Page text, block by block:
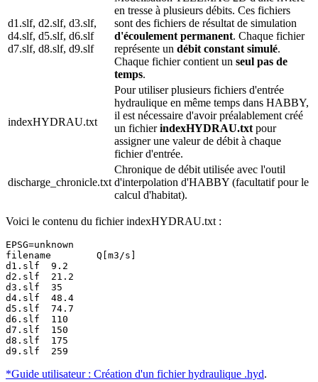
d1.slf, d2.slf, d3.slf,
d4.slf, d5.slf, d6.slf
d7.slf, d8.slf, d9.slf
en tresse à plusieurs débits. Ces fichiers
sont des fichiers de résultat de simulation
d'écoulement permanent. Chaque fichier
représente un débit constant simulé.
Chaque fichier contient un seul pas de
temps.
indexHYDRAU.txt
Pour utiliser plusieurs fichiers d'entrée
hydraulique en même temps dans HABBY,
il est nécessaire d'avoir préalablement créé
un fichierindexHYDRAU.txt pour
assigner une valeur de débit à chaque
fichier d'entrée.
discharge_chronicle.txt
Chronique de débit utilisée avec l'outil
d'interpolation d'HABBY (facultatif pour le
calcul d'habitat).
Voici le contenu du fichier indexHYDRAU.txt :
EPSG=unknown
filename	Q[m3/s]
d1.slf	9.2
d2.slf	21.2
d3.slf	35
d4.slf	48.4
d5.slf	74.7
d6.slf	110
d7.slf	150
d8.slf	175
d9.slf	259
*Guide utilisateur : Création d'un fichier hydraulique .hyd.